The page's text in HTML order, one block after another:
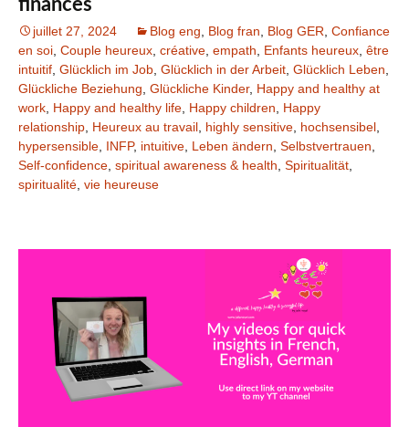
finances
juillet 27, 2024 Blog eng Blog fran Blog GER Confiance
en soi Couple heureux créative empath Enfants heureux être
intuitif Glücklich im Job Glücklich in der Arbeit Glücklich Leben
Glückliche Beziehung Glückliche Kinder, Happy and healthy at
work Happy and healthy life Happy children
Happy
relationship Heureux au travail highly sensitive hochsensibel
hypersensible INFP, intuitive Leben ändern Selbstvertrauen
Self-confidence spiritual awareness & health Spiritualität
spiritualité vie heureuse